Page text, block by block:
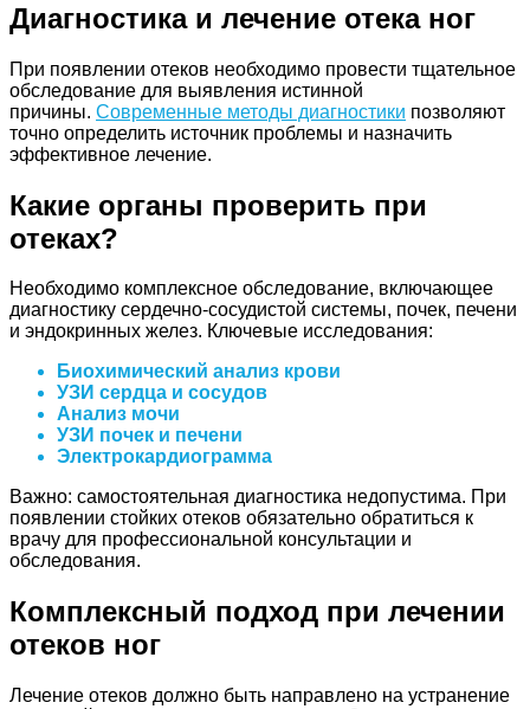
Диагностика и лечение отека ног
При появлении отеков необходимо провести тщательное
обследование для выявления истинной
причины. Современные методы диагностики позволяют
точно определить источник проблемы и назначить
эффективное лечение.
Какие органы проверить при
отеках?
Необходимо комплексное обследование, включающее
диагностику сердечно-сосудистой системы, почек, печени
и эндокринных желез. Ключевые исследования:
Биохимический анализ крови
УЗИ сердца и сосудов
Анализ мочи
УЗИ почек и печени
Электрокардиограмма
Важно: самостоятельная диагностика недопустима. При
появлении стойких отеков обязательно обратиться к
врачу для профессиональной консультации и
обследования.
Комплексный подход при лечении
отеков ног
Лечение отеков должно быть направлено на устранение